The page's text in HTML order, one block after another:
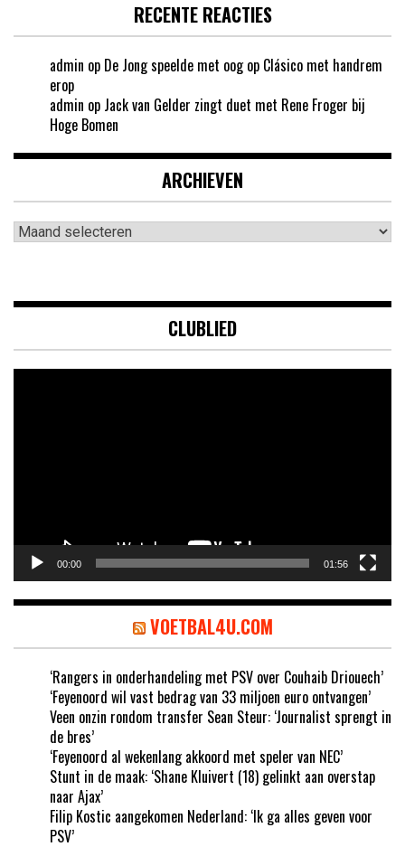
RECENTE REACTIES
admin op De Jong speelde met oog op Clásico met handrem
erop
admin op Jack van Gelder zingt duet met Rene Froger bij
Hoge Bomen
ARCHIEVEN
Archieven
CLUBLIED
00:00 01:56
VOETBAL4U.COM
‘Rangers in onderhandeling met PSV over Couhaib Driouech’
‘Feyenoord wil vast bedrag van 33 miljoen euro ontvangen’
Veen onzin rondom transfer Sean Steur: ‘Journalist sprengt in
de bres’
‘Feyenoord al wekenlang akkoord met speler van NEC’
Stunt in de maak: ‘Shane Kluivert (18) gelinkt aan overstap
naar Ajax’
Filip Kostic aangekomen Nederland: ‘Ik ga alles geven voor
PSV’